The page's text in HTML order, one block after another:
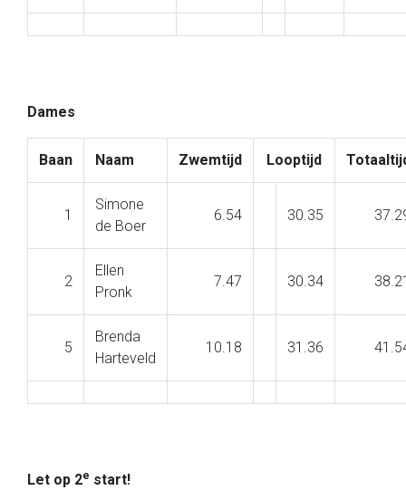
Dames
Baan Naam Zwemtijd Looptijd
1
Simone
de Boer
6.54 30.35
2
Ellen
Pronk
7.47 30.34
5
Brenda
Harteveld
10.18 31.36
Let op 2e start!